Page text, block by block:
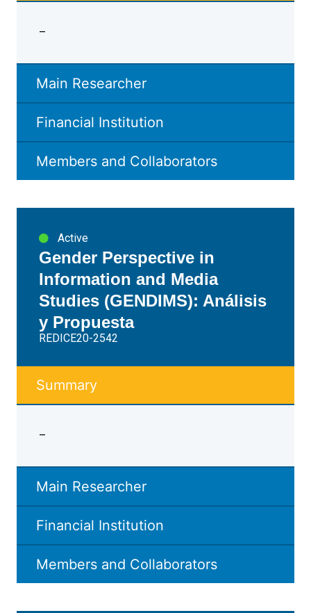
Main Researcher
Financial Institution
Members and Collaborators
–
Active
Gender Perspective in
Information and Media
Studies (GENDIMS): Análisis
y Propuesta
REDICE20-2542
Summary
Main Researcher
Financial Institution
Members and Collaborators
–